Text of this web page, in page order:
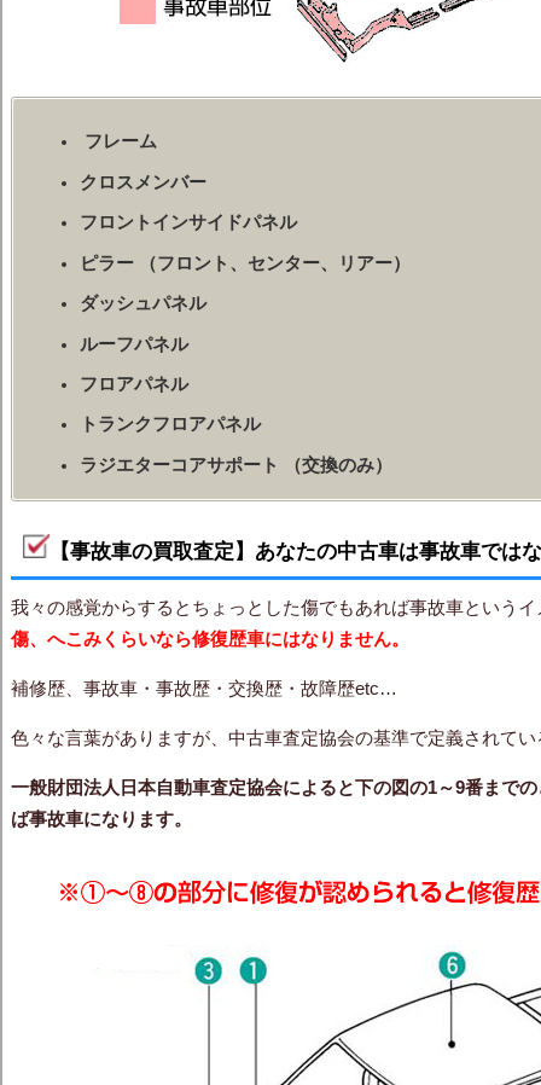
フレーム
クロスメンバー
フロントインサイドパネル
ピラー （フロント、センター、リアー）
ダッシュパネル
ルーフパネル
フロアパネル
トランクフロアパネル
ラジエターコアサポート （交換のみ）
【事故車の買取査定】あなたの中古車は事故車では
我々の感覚からするとちょっとした傷でもあれば事故車という
傷、へこみくらいなら修復歴車にはなりません。
補修歴、事故車・事故歴・交換歴・故障歴etc…
色々な言葉がありますが、中古車査定協会の基準で定義されてい
一般財団法人日本自動車査定協会によると下の図の1～9番まで
ば事故車になります。